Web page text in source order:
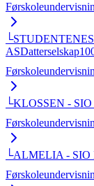
└
ASDatterselskap
└KLOSSEN -
└ALMELIA - SIO